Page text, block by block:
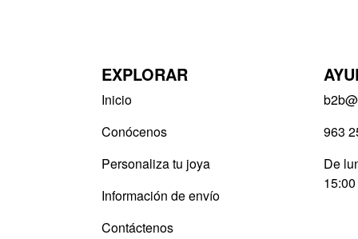
963
De
15:00
EXPLORAR
Inicio
Conócenos
Personaliza tu joya
Información de envío
Contáctenos